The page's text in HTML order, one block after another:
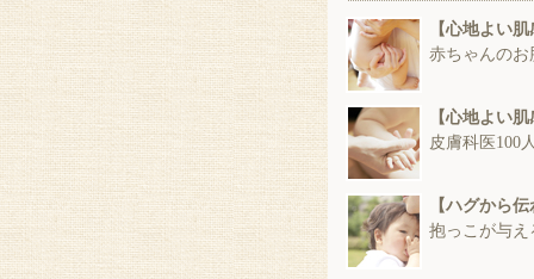
「乳児の肌の乾燥 実態調査」結果発表。
2011/11/14
ハグ育ラボがＯＰＥＮいたしました
【心地よい
赤ちゃんの
【心地よい
皮膚科医100
【ハグから
抱っこが与え